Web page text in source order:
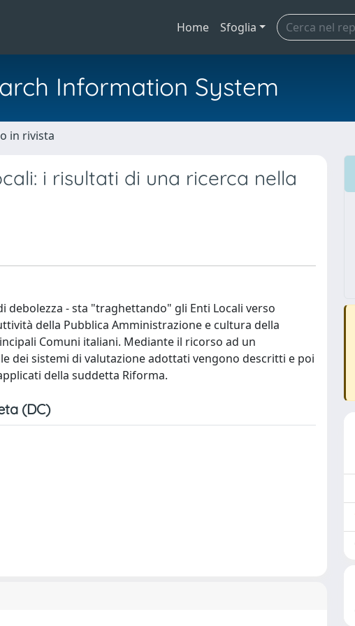
Home Sfoglia
Information System
in rivista
i risultati di una ricerca nella
- sta "traghettando" gli Enti Locali verso
della Pubblica Amministrazione e cultura della
Comuni italiani. Mediante il ricorso ad un
dei sistemi di valutazione adottati vengono descritti e poi
della suddetta Riforma.
(DC)